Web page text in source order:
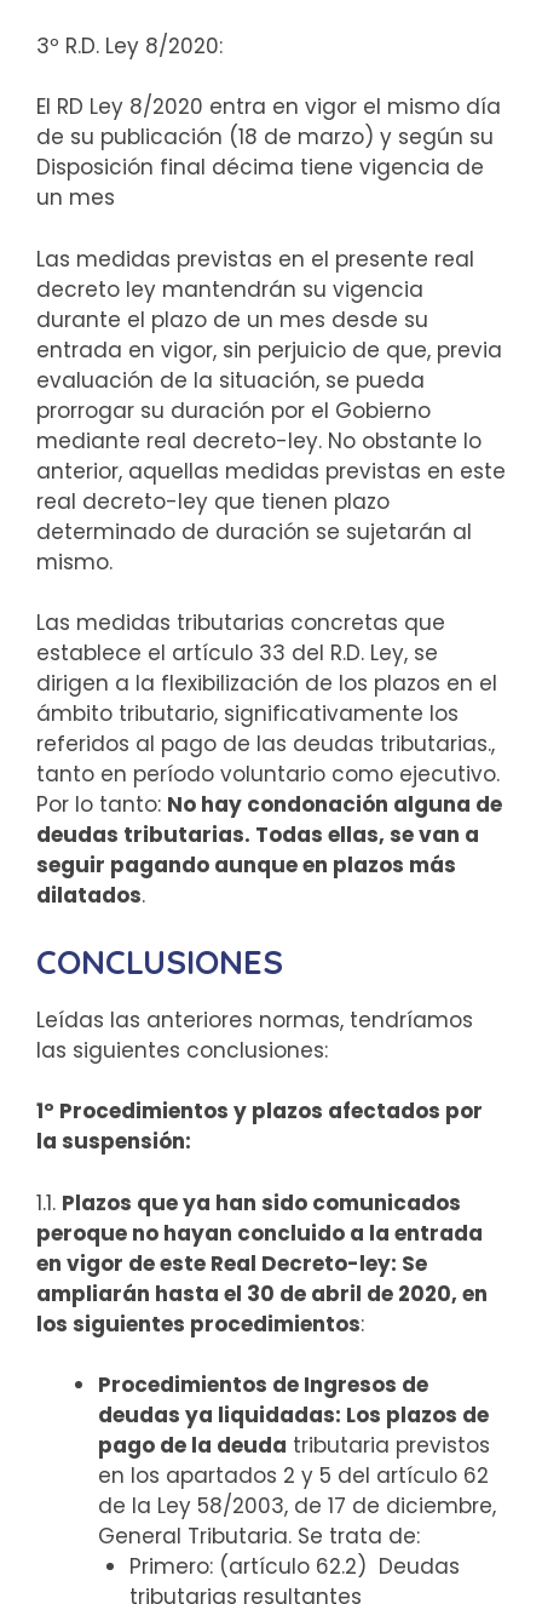
3º R.D. Ley 8/2020:
El RD Ley 8/2020 entra en vigor el mismo día
de su publicación (18 de marzo) y según su
Disposición final décima tiene vigencia de
un mes
Las medidas previstas en el presente real
decreto ley mantendrán su vigencia
durante el plazo de un mes desde su
entrada en vigor, sin perjuicio de que, previa
evaluación de la situación, se pueda
prorrogar su duración por el Gobierno
mediante real decreto-ley. No obstante lo
anterior, aquellas medidas previstas en este
real decreto-ley que tienen plazo
determinado de duración se sujetarán al
mismo.
Las medidas tributarias concretas que
establece el artículo 33 del R.D. Ley, se
dirigen a la flexibilización de los plazos en el
ámbito tributario, significativamente los
referidos al pago de las deudas tributarias.,
tanto en período voluntario como ejecutivo.
Por lo tanto: No hay condonación alguna de
deudas tributarias. Todas ellas, se van a
seguir pagando aunque en plazos más
dilatados.
CONCLUSIONES
Leídas las anteriores normas, tendríamos
las siguientes conclusiones:
1º Procedimientos y plazos afectados por
la suspensión:
1.1. Plazos que ya han sido comunicados
peroque no hayan concluido a la entrada
en vigor de este Real Decreto-ley: Se
ampliarán hasta el 30 de abril de 2020, en
los siguientes procedimientos:
Procedimientos de Ingresos de
deudas ya liquidadas: Los plazos de
pago de la deuda tributaria previstos
en los apartados 2 y 5 del artículo 62
de la Ley 58/2003, de 17 de diciembre,
General Tributaria. Se trata de:
Primero: (artículo 62.2) Deudas
tributarias resultantes